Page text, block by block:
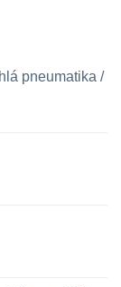
pneumatika /